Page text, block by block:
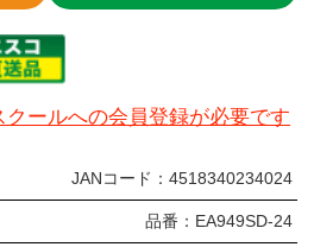
ールへの会員登録が必要です
JANコード： 4518340234024
品番： EA949SD-24